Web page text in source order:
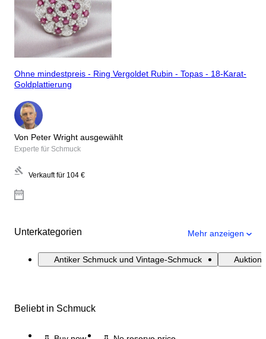
Ohne mindestpreis - Ring Vergoldet Rubin - Topas - 18-Karat-
Goldplattierung
Von Peter Wright ausgewählt
Experte für Schmuck
Verkauft für 104 €
Unterkategorien Mehr anzeigen
Antiker Schmuck und Vintage-Schmuck
Beliebt in Schmuck